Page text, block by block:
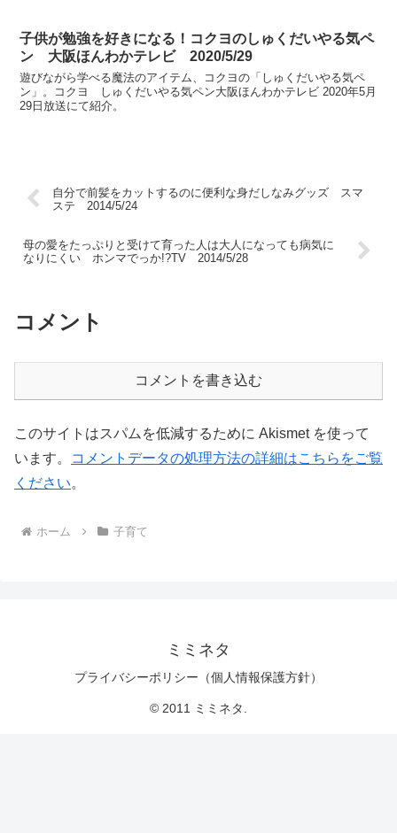
子供が勉強を好きになる！コクヨのしゅくだいやる気ペ
ン 大阪ほんわかテレビ 2020/5/29
遊びながら学べる魔法のアイテム、コクヨの「しゅくだいやる気ペ
ン」。コクヨ しゅくだいやる気ペン大阪ほんわかテレビ 2020年5月
29日放送にて紹介。
自分で前髪をカットするのに便利な身だしなみグッズ スマ
ステ 2014/5/24
母の愛をたっぷりと受けて育った人は大人になっても病気に
なりにくい ホンマでっか!?TV 2014/5/28
コメント
コメントを書き込む
このサイトはスパムを低減するために Akismet を使って
います。
コメントデータの処理方法の詳細はこちらをご覧
ください。
ホーム 子育て
ミミネタ
プライバシーポリシー（個人情報保護方針）
© 2011 ミミネタ.